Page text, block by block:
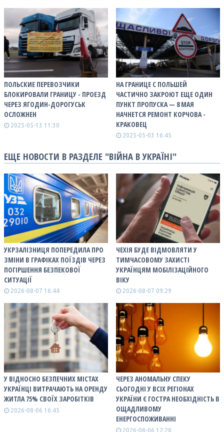
ПОЛЬСКИЕ ПЕРЕВОЗЧИКИ
БЛОКИРОВАЛИ ГРАНИЦУ - ПРОЕЗД
ЧЕРЕЗ ЯГОДИН-ДОРОГУСЬК
ОСЛОЖНЕН
2025-05-13 11:30
НА ГРАНИЦЕ С ПОЛЬШЕЙ
ЧАСТИЧНО ЗАКРОЮТ ЕЩЕ ОДИН
ПУНКТ ПРОПУСКА — 8 МАЯ
НАЧНЕТСЯ РЕМОНТ КОРЧОВА -
КРАКОВЕЦ
2025-05-03 16:45
ЕЩЕ НОВОСТИ В РАЗДЕЛЕ "ВІЙНА В УКРАЇНІ"
УКРЗАЛІЗНИЦЯ ПОПЕРЕДИЛА ПРО
ЗМІНИ В ГРАФІКАХ ПОЇЗДІВ ЧЕРЕЗ
ПОГІРШЕННЯ БЕЗПЕКОВОЇ
СИТУАЦІЇ
2026-08-07 16:44
ЧЕХІЯ БУДЕ ВІДМОВЛЯТИ У
ТИМЧАСОВОМУ ЗАХИСТІ
УКРАЇНЦЯМ МОБІЛІЗАЦІЙНОГО
ВІКУ
2026-08-07 09:29
У ВІДНОСНО БЕЗПЕЧНИХ МІСТАХ
УКРАЇНЦІ ВИТРАЧАЮТЬ НА ОРЕНДУ
ЖИТЛА 75% СВОЇХ ЗАРОБІТКІВ
2026-08-06 16:45
ЧЕРЕЗ АНОМАЛЬНУ СПЕКУ
СЬОГОДНІ У ВСІХ РЕГІОНАХ
УКРАЇНИ Є ГОСТРА НЕОБХІДНІСТЬ В
ОЩАДЛИВОМУ
ЕНЕРГОСПОЖИВАННІ
2026-08-06 12:28